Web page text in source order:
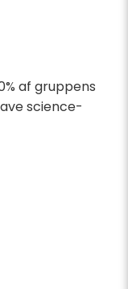
af gruppens
science-